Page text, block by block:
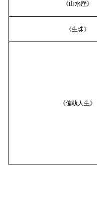
《山水歷》
《生珠》
《偏執人生》